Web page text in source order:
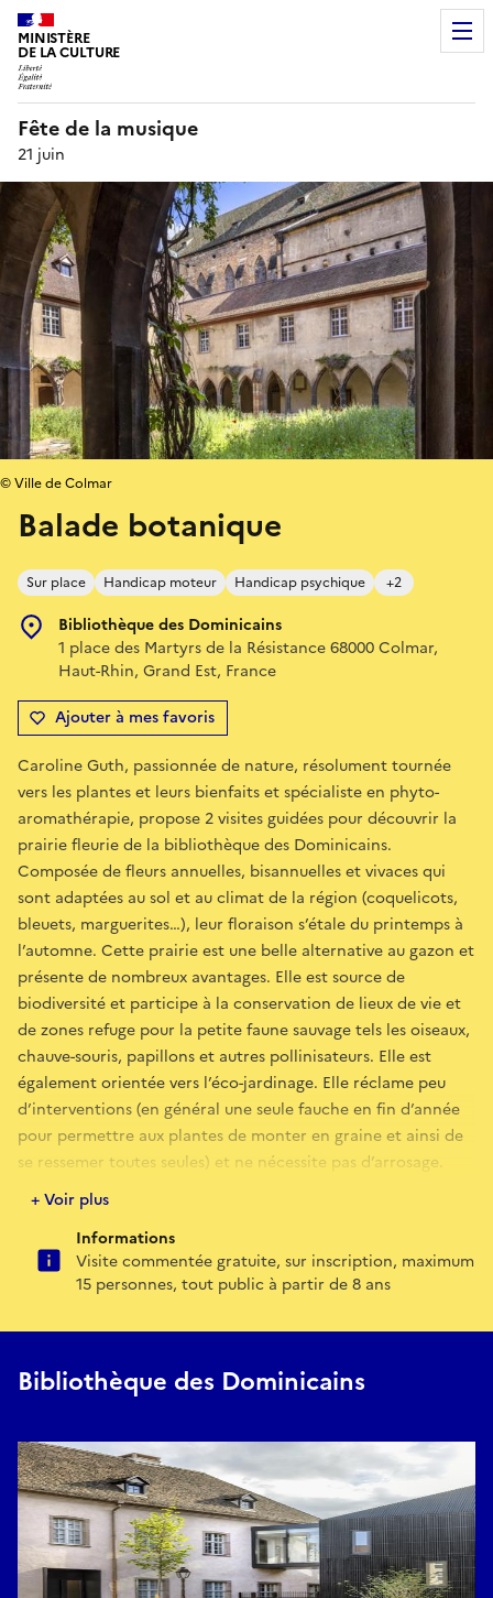
MINISTÈRE
DE LA CULTURE
Fête de la musique
21 juin
Balade botanique
Sur place Handicap moteur Handicap psychique +2
Bibliothèque des Dominicains
1 place des Martyrs de la Résistance 68000 Colmar,
Haut-Rhin, Grand Est, France
Ajouter à mes favoris
© Ville de Colmar
Caroline Guth, passionnée de nature, résolument tournée
vers les plantes et leurs bienfaits et spécialiste en phyto-
aromathérapie, propose 2 visites guidées pour découvrir la
prairie fleurie de la bibliothèque des Dominicains.
Composée de fleurs annuelles, bisannuelles et vivaces qui
sont adaptées au sol et au climat de la région (coquelicots,
bleuets, marguerites…), leur floraison s’étale du printemps à
l’automne. Cette prairie est une belle alternative au gazon et
présente de nombreux avantages. Elle est source de
biodiversité et participe à la conservation de lieux de vie et
de zones refuge pour la petite faune sauvage tels les oiseaux,
chauve-souris, papillons et autres pollinisateurs. Elle est
également orientée vers l’éco-jardinage. Elle réclame peu
d’interventions (en général une seule fauche en fin d’année
pour permettre aux plantes de monter en graine et ainsi de
se ressemer toutes seules) et ne nécessite pas d’arrosage.
Cela fait d’elle une bonne réponse à l’évolution climatique.
E-mail
peggy.guerri-roth@colmar.fr
+ Voir plus
Informations
Visite commentée gratuite, sur inscription, maximum
15 personnes, tout public à partir de 8 ans
Bibliothèque des Dominicains